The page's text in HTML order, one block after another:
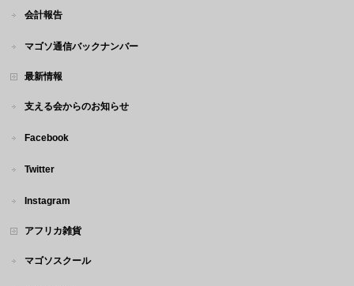
会計報告
マゴソ通信バックナンバー
最新情報
支える会からのお知らせ
Facebook
Twitter
Instagram
アフリカ雑貨
マゴソスクール